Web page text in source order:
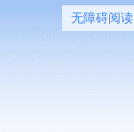
无障碍阅读